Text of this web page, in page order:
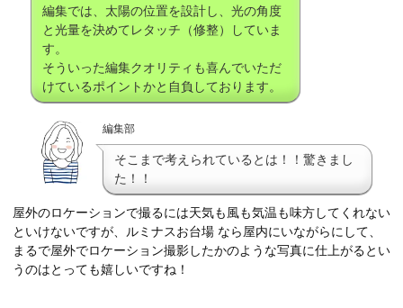
編集では、太陽の位置を設計し、光の角度
と光量を決めてレタッチ（修整）していま
す。
そういった編集クオリティも喜んでいただ
けているポイントかと自負しております。
編集部
そこまで考えられているとは！！驚きまし
た！！
屋外のロケーションで撮るには天気も風も気温も味方してくれない
といけないですが、ルミナスお台場 なら屋内にいながらにして、
まるで屋外でロケーション撮影したかのような写真に仕上がるとい
うのはとっても嬉しいですね！